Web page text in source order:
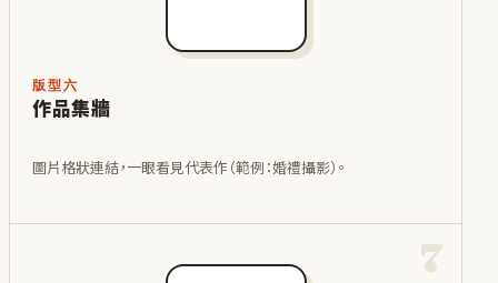
版型六
作品集牆
圖片格狀連結，一眼看見代表作（範例：婚禮攝影）。
7